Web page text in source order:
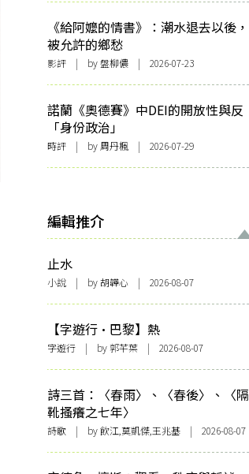
《給阿嬤的情書》：潮水退去以後，
被允許的鄉愁
影評 | by 盤柳儂 | 2026-07-23
諾蘭《奧德賽》中DEI的開放性與反
「身份政治」
時評 | by 周丹楓 | 2026-07-29
編輯推介
止水
小說 | by 胡韡心 | 2026-08-07
【字遊行·巴黎】熱
字遊行 | by 郭芊葉 | 2026-08-07
詩三首：〈春雨〉、〈春後〉、〈隔
靴搔癢之七年〉
詩歌 | by 飲江,莫凱傑,王兆基 | 2026-08-07